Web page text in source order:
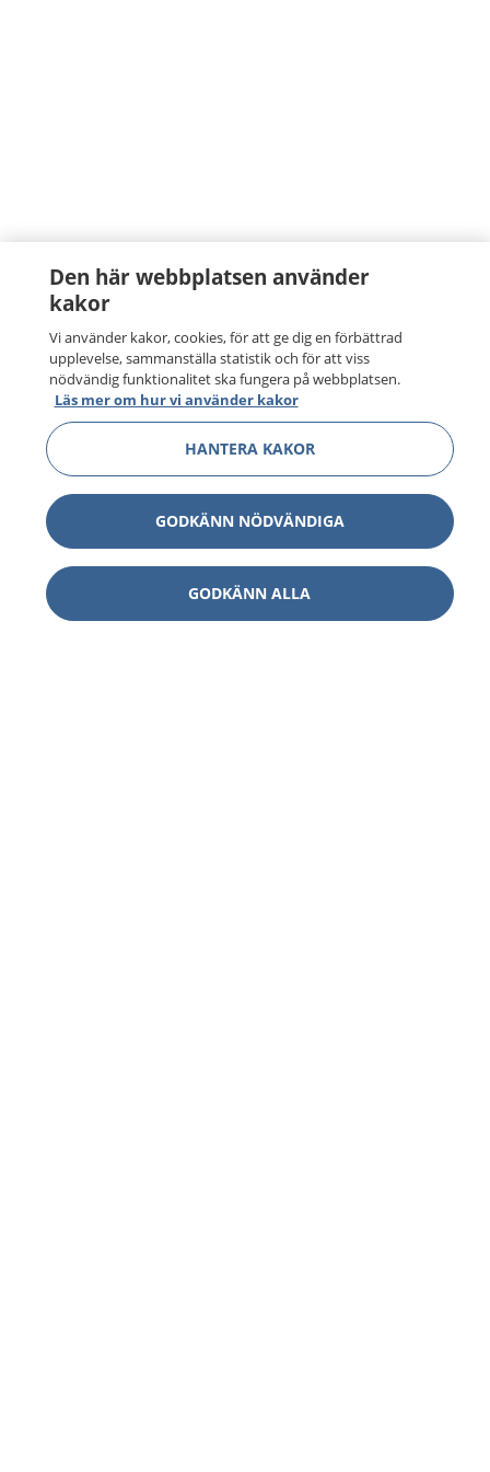
Den här webbplatsen använder
kakor
Vi använder kakor, cookies, för att ge dig en förbättrad
upplevelse, sammanställa statistik och för att viss
nödvändig funktionalitet ska fungera på webbplatsen.
Läs mer om hur vi använder kakor
HANTERA KAKOR
GODKÄNN NÖDVÄNDIGA
GODKÄNN ALLA